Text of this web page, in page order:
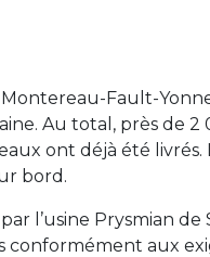
Fault-
Au total, près de
ont déjà été livrés.
bord.
l’usine Prysmian
conformément aux